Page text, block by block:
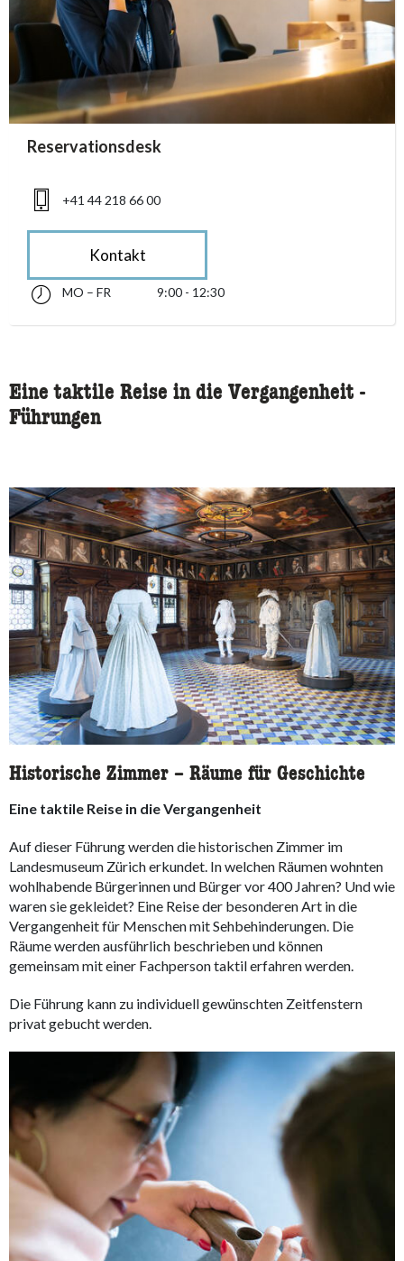
accessibility.sr-only.person_card_info
Reservationsdesk
accessibility.sr-only.phone
+41 44 218 66 00
Kontakt
accessibility.sr-only.opening_hours
Montag bis Freitag 09:00 - 12:30
MO – FR 9:00 - 12:30
Eine taktile Reise in die Vergangenheit -
Führungen
Historische Zimmer – Räume für Geschichte
Eine taktile Reise in die Vergangenheit
Auf dieser Führung werden die historischen Zimmer im
Landesmuseum Zürich erkundet. In welchen Räumen wohnten
wohlhabende Bürgerinnen und Bürger vor 400 Jahren? Und wie
waren sie gekleidet? Eine Reise der besonderen Art in die
Vergangenheit für Menschen mit Sehbehinderungen. Die
Räume werden ausführlich beschrieben und können
gemeinsam mit einer Fachperson taktil erfahren werden.
Die Führung kann zu individuell gewünschten Zeitfenstern
privat gebucht werden.